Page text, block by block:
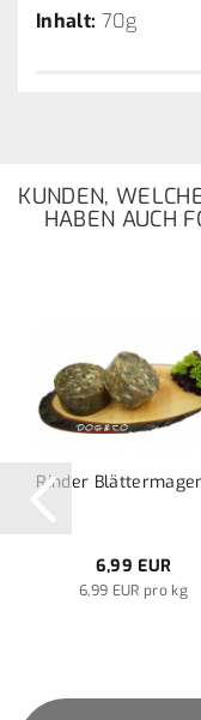
Inhalt: 70g
KUNDEN,
HABEN AUCH
Rinder
6,99 EUR
6,99 EUR pro kg